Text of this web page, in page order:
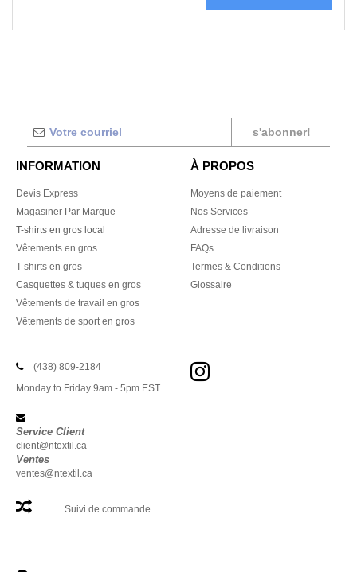
s'abonner!
INFORMATION
Devis Express
Magasiner Par Marque
T-shirts en gros local
Vêtements en gros
T-shirts en gros
Casquettes & tuques en gros
Vêtements de travail en gros
Vêtements de sport en gros
À PROPOS
Moyens de paiement
Nos Services
Adresse de livraison
FAQs
Termes & Conditions
Glossaire
(438) 809-2184
Monday to Friday 9am - 5pm EST
Service Client
client@ntextil.ca
Ventes
ventes@ntextil.ca
Suivi de commande